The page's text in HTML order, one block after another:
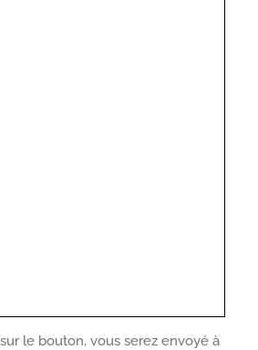
le bouton, vous serez envoyé à